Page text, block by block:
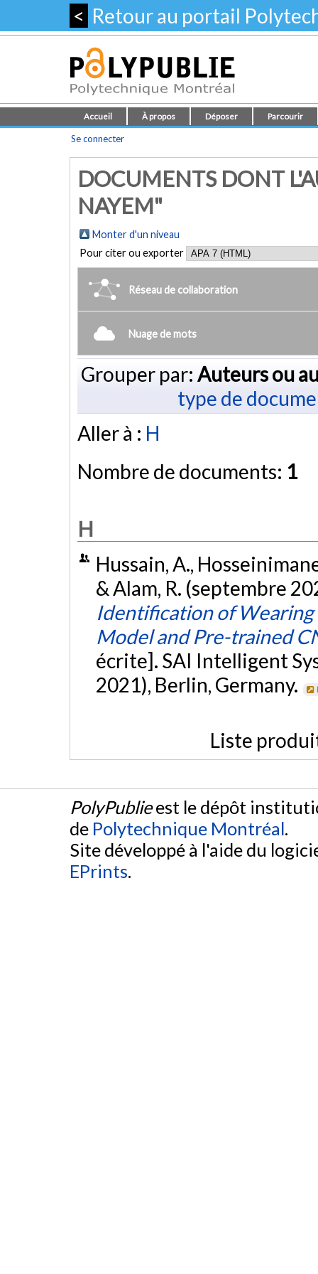
< Retour au portail
Accueil À propos Déposer Parcourir
Se connecter
DOCUMENTS DONT
NAYEM"
Monter d'un niveau
Pour citer ou exporter
Réseau de collaboration
Nuage de mots
Grouper par: Auteurs ou
type de
Aller à : H
Nombre de documents: 1
H
Hussain, A.,
& Alam, R. (septembre
Identification of Wearing
Model and Pre-trained
écrite]. SAI Intelligent
2021), Berlin, Germany.
Liste
PolyPublieest le dépôt
de Polytechnique Montréal.
Site développé à l'aide du
EPrints.